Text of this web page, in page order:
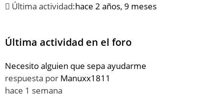
Última actividad:hace 2 años, 9 meses
Última actividad en el foro
Necesito alguien que sepa ayudarme
respuesta por Manuxx1811
hace 1 semana